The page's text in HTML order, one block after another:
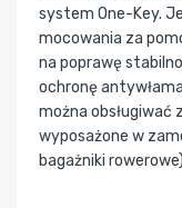
system One-Key.
mocowania za
na poprawę
ochronę
można obsługiwać
wyposażone w
bagażniki